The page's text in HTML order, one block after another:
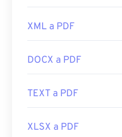
XML a PDF
DOCX a PDF
TEXT a PDF
XLSX a PDF